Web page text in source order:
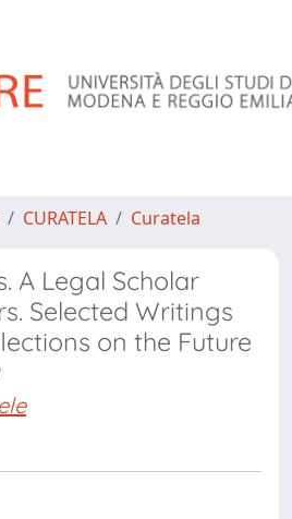
CURATELA Curatela
A Legal Scholar
Selected Writings
on the Future